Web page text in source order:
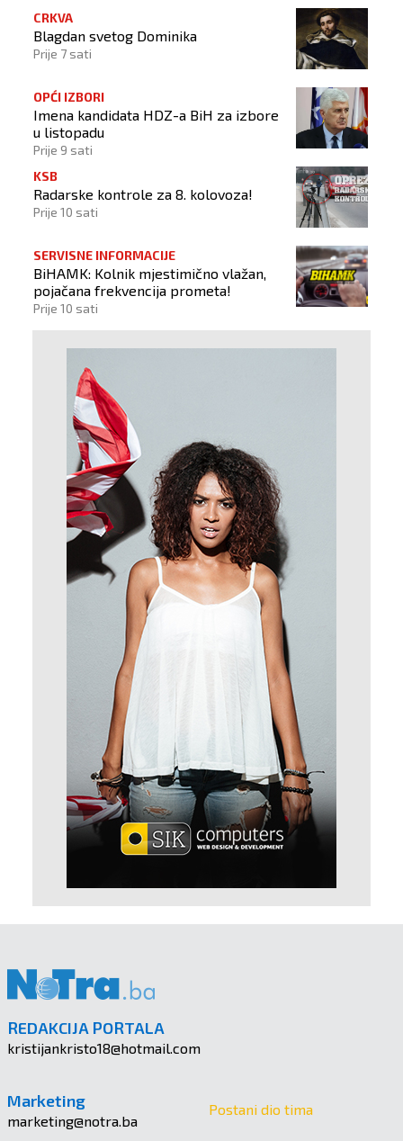
CRKVA
Blagdan svetog Dominika
Prije 7 sati
OPĆI IZBORI
Imena kandidata HDZ-a BiH za izbore
u listopadu
Prije 9 sati
KSB
Radarske kontrole za 8. kolovoza!
Prije 10 sati
SERVISNE INFORMACIJE
BiHAMK: Kolnik mjestimično vlažan,
pojačana frekvencija prometa!
Prije 10 sati
REDAKCIJA PORTALA
kristijankristo18@hotmail.com
Marketing
marketing@notra.ba
Postani dio tima